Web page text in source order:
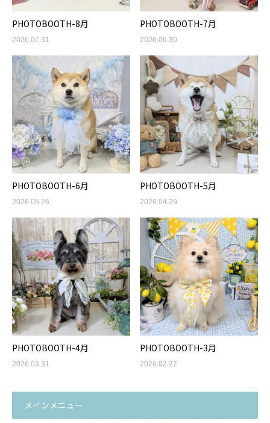
PHOTOBOOTH-8月
2026.07.31
PHOTOBOOTH-7月
2026.06.30
PHOTOBOOTH-6月
2026.05.26
PHOTOBOOTH-5月
2026.04.29
PHOTOBOOTH-4月
2026.03.31
PHOTOBOOTH-3月
2026.02.27
メインメニュー